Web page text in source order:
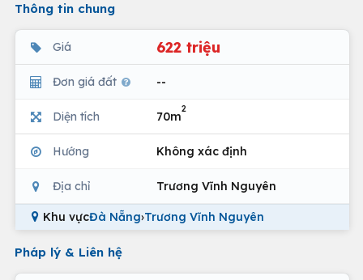
Thông tin chung
Giá 622 triệu
Đơn giá đất --
Diện tích 70m
2
Hướng Không xác định
Địa chỉ Trương Vĩnh Nguyên
Khu vựcĐà Nẵng›Trương Vĩnh Nguyên
Pháp lý & Liên hệ